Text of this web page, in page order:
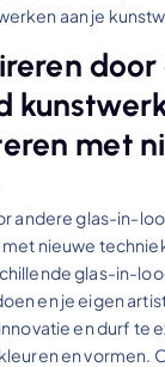
aan je
met
andere glas-in-
nieuwe
glas-in-
en je eigen
en durf te
en vormen.